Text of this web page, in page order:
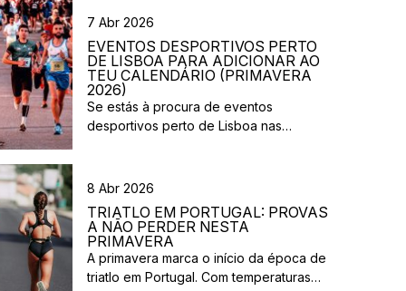
eventos solidários e provas em
para atletas com vários níveis de
experiência. Nesta lista reunimos
algumas corridas que ainda vão
acontecer em 2026 e que […]
7 Abr 2026
EVENTOS DESPORTIVOS PERTO
DE LISBOA PARA ADICIONAR AO
TEU CALENDÁRIO (PRIMAVERA
2026)
Se estás à procura de eventos
desportivos perto de Lisboa nas
vão acontecer na região durante esta
provas urbanas e eventos de trail,
existem opções para diferentes níveis e
objetivos. Aqui ficam algumas sugestões
de eventos desportivos perto de Lisboa
8 Abr 2026
TRIATLO EM PORTUGAL: PROVAS
A NÃO PERDER NESTA
PRIMAVERA
A primavera marca o início da época de
triatlo em Portugal. Com temperaturas